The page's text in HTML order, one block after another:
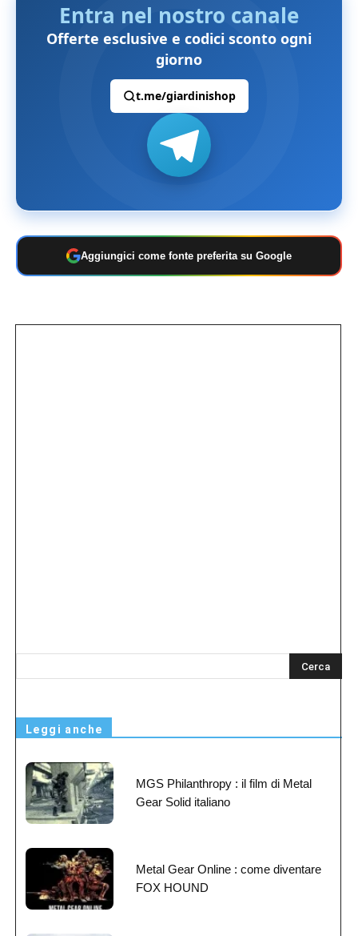
Entra nel nostro canale
Offerte esclusive e codici sconto ogni
giorno
t.me/giardinishop
Aggiungici come fonte preferita su Google
s
Leggi anche
MGS Philanthropy : il film di Metal
Gear Solid italiano
Metal Gear Online : come diventare
FOX HOUND